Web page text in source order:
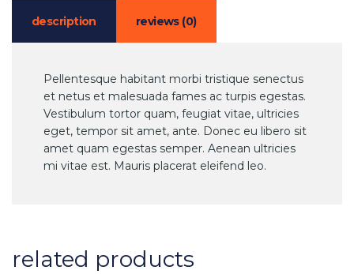
description reviews (0)
Pellentesque habitant morbi tristique senectus
et netus et malesuada fames ac turpis egestas.
Vestibulum tortor quam, feugiat vitae, ultricies
eget, tempor sit amet, ante. Donec eu libero sit
amet quam egestas semper. Aenean ultricies
mi vitae est. Mauris placerat eleifend leo.
related products